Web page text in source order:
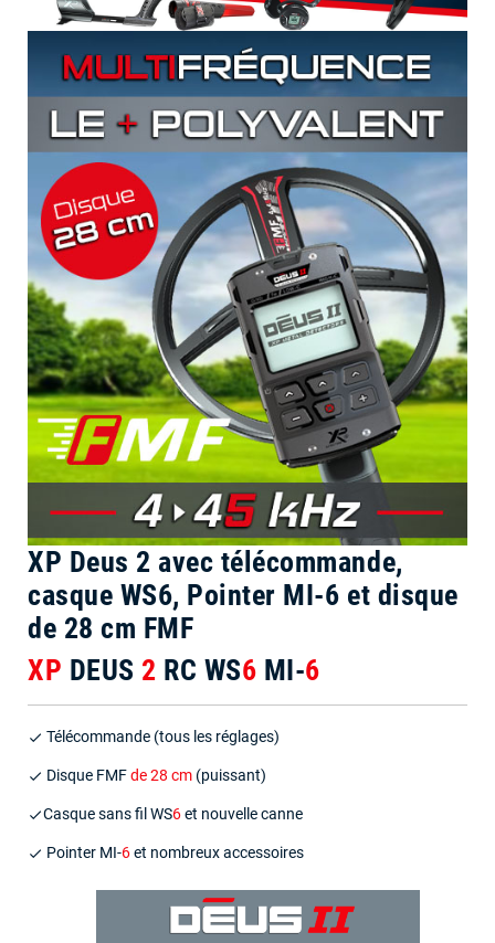
XP Deus 2 avec télécommande,
casque WS6, Pointer MI-6 et disque
de 28 cm FMF
XP DEUS 2 RC WS6 MI-6
done Télécommande (tous les réglages)
done Disque FMFde 28 cm (puissant)
doneCasque sans fil WS6et nouvelle canne
done Pointer MI-6et nombreux accessoires